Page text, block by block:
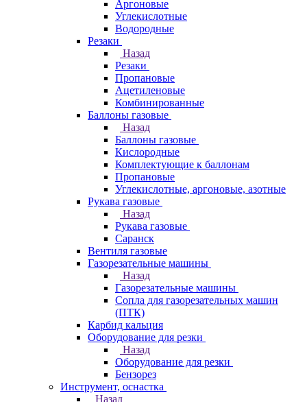
Аргоновые
Углекислотные
Водородные
Резаки
Назад
Резаки
Пропановые
Ацетиленовые
Комбинированные
Баллоны газовые
Назад
Баллоны газовые
Кислородные
Комплектующие к баллонам
Пропановые
Углекислотные, аргоновые, азотные
Рукава газовые
Назад
Рукава газовые
Саранск
Вентиля газовые
Газорезательные машины
Назад
Газорезательные машины
Сопла для газорезательных машин
(ПТК)
Карбид кальция
Оборудование для резки
Назад
Оборудование для резки
Бензорез
Инструмент, оснастка
Назад